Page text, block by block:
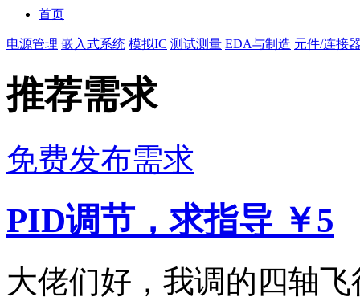
首页
电源管理 嵌入式系统 模拟IC 测试测量 EDA与制造 元件/连接
推荐需求
免费发布需求
PID调节，求指导 ￥5
大佬们好，我调的四轴